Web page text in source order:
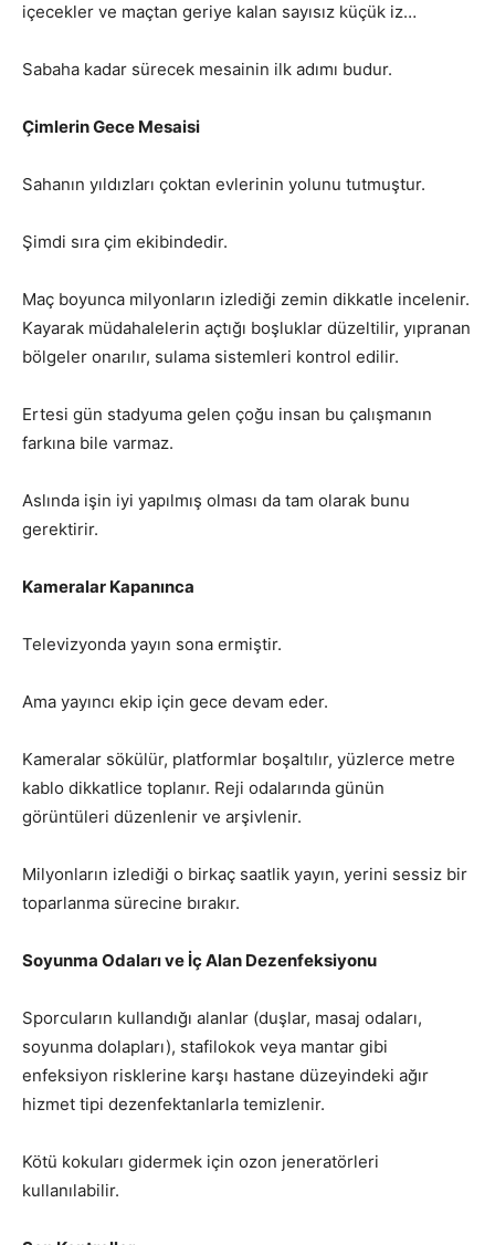
içecekler ve maçtan geriye kalan sayısız küçük iz…
Sabaha kadar sürecek mesainin ilk adımı budur.
Çimlerin Gece Mesaisi
Sahanın yıldızları çoktan evlerinin yolunu tutmuştur.
Şimdi sıra çim ekibindedir.
Maç boyunca milyonların izlediği zemin dikkatle incelenir.
Kayarak müdahalelerin açtığı boşluklar düzeltilir, yıpranan
bölgeler onarılır, sulama sistemleri kontrol edilir.
Ertesi gün stadyuma gelen çoğu insan bu çalışmanın
farkına bile varmaz.
Aslında işin iyi yapılmış olması da tam olarak bunu
gerektirir.
Kameralar Kapanınca
Televizyonda yayın sona ermiştir.
Ama yayıncı ekip için gece devam eder.
Kameralar sökülür, platformlar boşaltılır, yüzlerce metre
kablo dikkatlice toplanır. Reji odalarında günün
görüntüleri düzenlenir ve arşivlenir.
Milyonların izlediği o birkaç saatlik yayın, yerini sessiz bir
toparlanma sürecine bırakır.
Soyunma Odaları ve İç Alan Dezenfeksiyonu
Sporcuların kullandığı alanlar (duşlar, masaj odaları,
soyunma dolapları), stafilokok veya mantar gibi
enfeksiyon risklerine karşı hastane düzeyindeki ağır
hizmet tipi dezenfektanlarla temizlenir.
Kötü kokuları gidermek için ozon jeneratörleri
kullanılabilir.